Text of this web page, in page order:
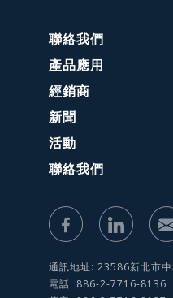
聯絡我們
產品應用
經銷商
新聞
活動
聯絡我們
通訊地址: 23586新北市
電話: 886-2-7716-8136